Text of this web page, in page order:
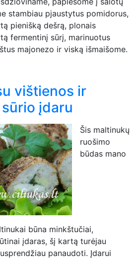
stambiau pjaustytus pomidorus,
pienišką dešrą, plonais
fermentinį sūrį, marinuotus
majonezo ir viską išmaišome.
vištienos ir
įdaru
Šis maltinukų
ruošimo
būdas mano
būna minkštučiai,
įdaras, šį kartą turėjau
panaudoti. Įdarui